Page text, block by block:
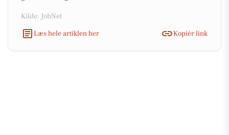
Kilde: JobNet
Læs hele artiklen her
Kopiér link